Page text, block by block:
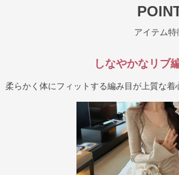
アイテム特
しなやかなリブ
柔らかく体にフィットする編み目が上質な着